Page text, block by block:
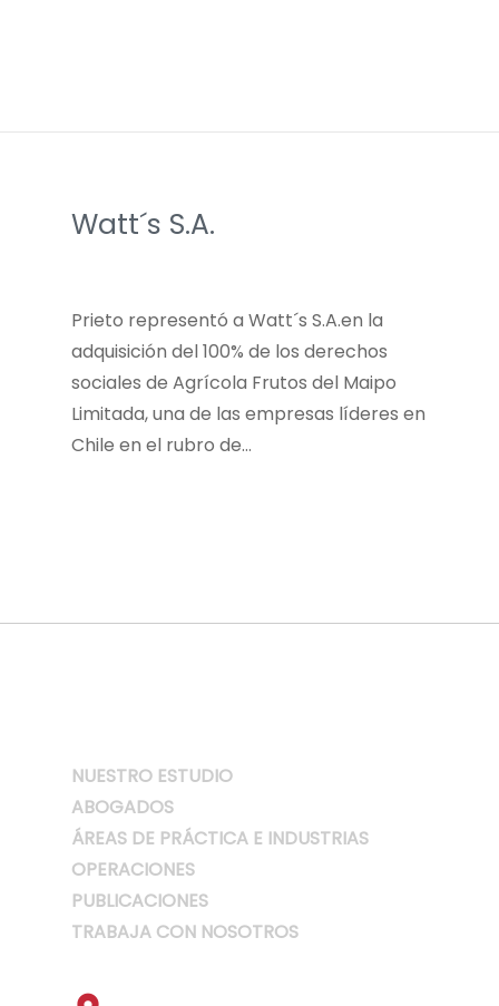
Watt´s S.A.
Prieto representó a Watt´s S.A.en la
adquisición del 100% de los derechos
sociales de Agrícola Frutos del Maipo
Limitada, una de las empresas líderes en
Chile en el rubro de…
NUESTRO ESTUDIO
ABOGADOS
ÁREAS DE PRÁCTICA E INDUSTRIAS
OPERACIONES
PUBLICACIONES
TRABAJA CON NOSOTROS